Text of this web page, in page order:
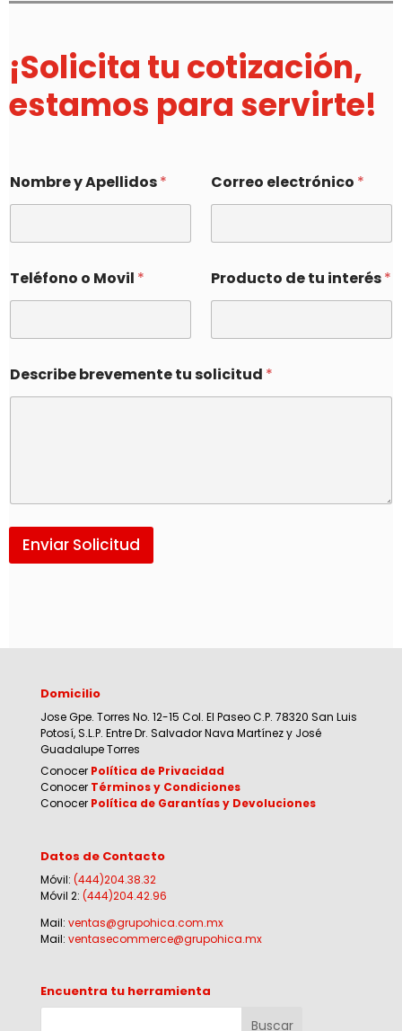
¡Solicita tu cotización,
estamos para servirte!
Nombre y Apellidos* Correo electrónico *
Teléfono o Movil * Producto de tu interés*
Describe brevemente tu solicitud *
Enviar Solicitud
Domicilio
Jose Gpe. Torres No. 12-15 Col. El Paseo C.P. 78320 San Luis
Potosí, S.L.P. Entre Dr. Salvador Nava Martínez y José
Guadalupe Torres
Conocer Política de Privacidad
Conocer Términos y Condiciones
Conocer Política de Garantías y Devoluciones
Datos de Contacto
Móvil: (444)204.38.32
Móvil 2: (444)204.42.96
Mail: ventas@grupohica.com.mx
Mail: ventasecommerce@grupohica.mx
Encuentra tu herramienta